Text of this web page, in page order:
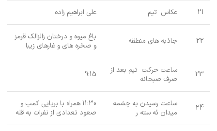
21 عکاس تیم علی ابراهیم زاده
22 جاذبه های منطقه
باغ میوه و درختان زالزالک قرمز
و صخره های و غارهای زیبا
23
ساعت حرکت تیم بعد از
صرف صبحانه
9:15
24
ساعت رسیدن به چشمه
میدان ئه سته ر
11:30 همراه با برپایی کمپ و
صعود تعدادی از نفرات به قله